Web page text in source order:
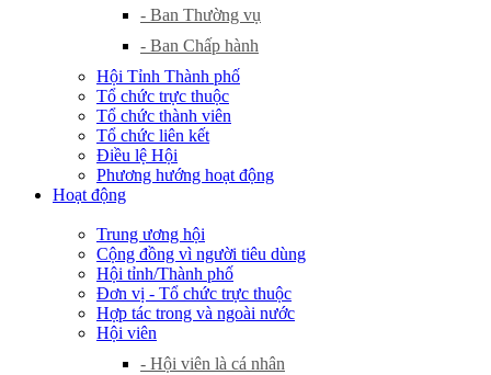
- Ban Thường vụ
- Ban Chấp hành
Hội Tỉnh Thành phố
Tổ chức trực thuộc
Tổ chức thành viên
Tổ chức liên kết
Điều lệ Hội
Phương hướng hoạt động
Hoạt động
Trung ương hội
Cộng đồng vì người tiêu dùng
Hội tỉnh/Thành phố
Đơn vị - Tổ chức trực thuộc
Hợp tác trong và ngoài nước
Hội viên
- Hội viên là cá nhân